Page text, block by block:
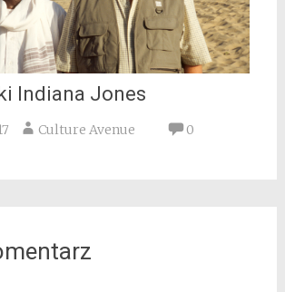
Indiana Jones
Culture Avenue
0